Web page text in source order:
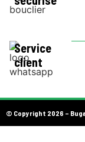
Service
client
© Copyright 2026 –